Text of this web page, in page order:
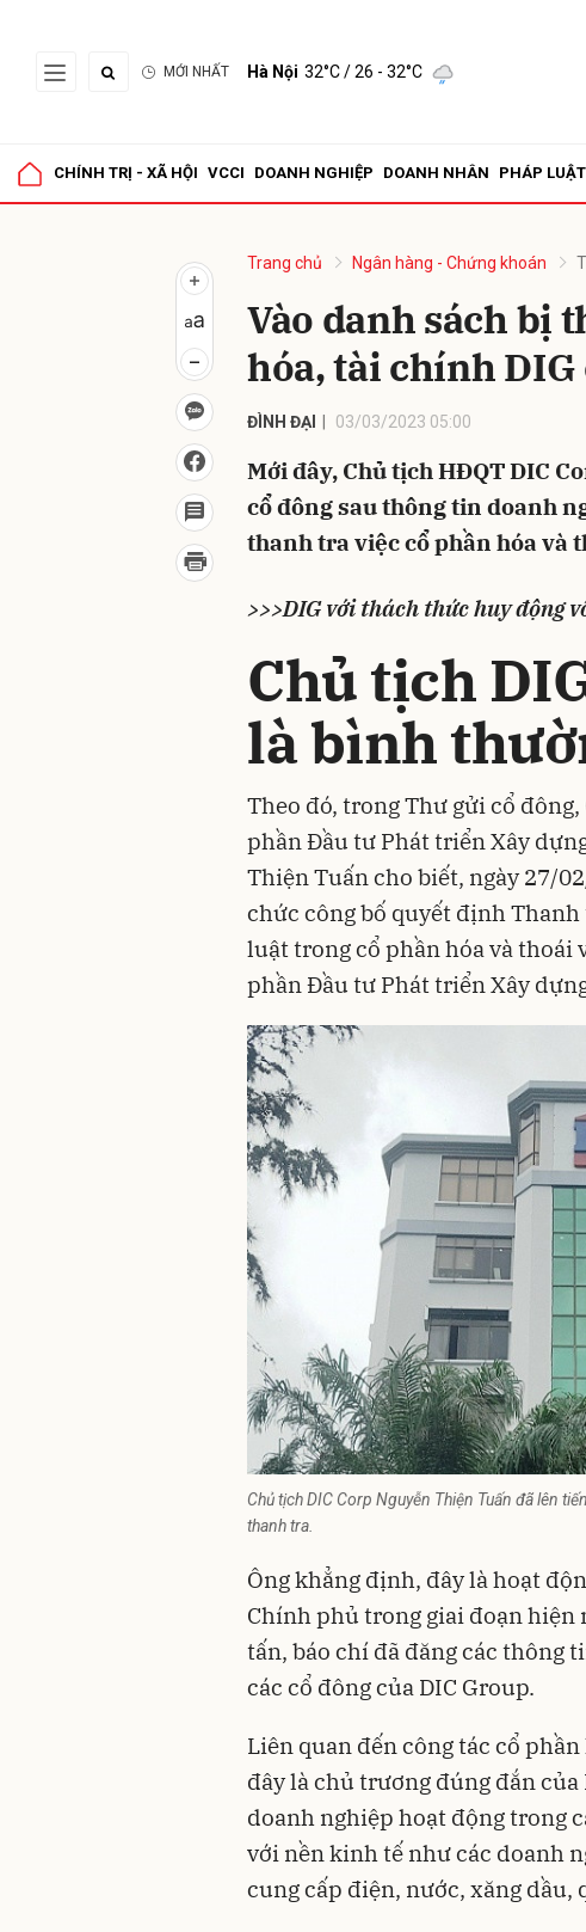
MỚI NHẤT Hà Nội 32°C/ 26 - 32°C
CHÍNH TRỊ - XÃ HỘI VCCI DOANH NGHIỆP DOANH NHÂN PHÁP LUẬT
Trang chủ Ngân hàng - Chứng khoán
Vào danh sách bị
hóa, tài chính DIG
ĐÌNH ĐẠI 03/03/2023 05:00
Mới đây, Chủ tịch HĐQT DIC
cổ đông sau thông tin doanh
thanh tra việc cổ phần hóa và
>>>DIG với thách thức huy động
Chủ tịch
là bình
Theo đó, trong Thư gửi cổ
phần Đầu tư Phát triển Xây
Thiện Tuấn cho biết, ngày 27/
chức công bố quyết định
luật trong cổ phần hóa và thoái
phần Đầu tư Phát triển Xây
Chủ tịch DIC Corp Nguyễn Thiện Tuấn đã lên
thanh tra.
Ông khẳng định, đây là hoạt
Chính phủ trong giai đoạn hiện
tấn, báo chí đã đăng các thông
các cổ đông của DIC Group.
Liên quan đến công tác cổ
đây là chủ trương đúng đắn
doanh nghiệp hoạt động trong
với nền kinh tế như các doanh
cung cấp điện, nước, xăng dầu,